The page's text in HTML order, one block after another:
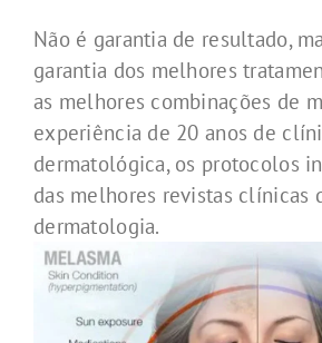
Não é garantia de resultado,
garantia dos melhores
as melhores combinações de
experiência de 20 anos de
dermatológica, os protocolos
das melhores revistas clínicas
dermatologia.